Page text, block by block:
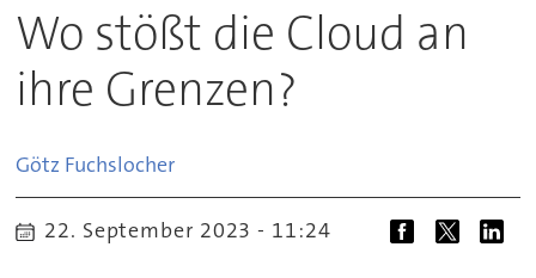
Wo stößt die Cloud an
ihre Grenzen?
Götz Fuchslocher
22. September 2023 - 11:24